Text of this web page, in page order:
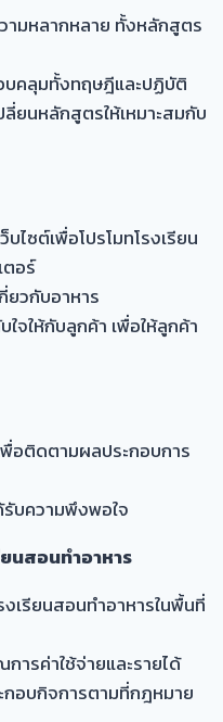
มหลากหลาย ทั้งหลักสูตร
บคลุมทั้งทฤษฎีและปฏิบัติ
ยนหลักสูตรให้เหมาะสมกับ
ไซต์เพื่อโปรโมทโรงเรียน
อร์
ยวกับอาหาร
จให้กับลูกค้า เพื่อให้ลูกค้า
อติดตามผลประกอบการ
บความพึงพอใจ
นสอนทำอาหาร
เรียนสอนทำอาหารในพื้นที่
ารค่าใช้จ่ายและรายได้
อบกิจการตามที่กฎหมาย